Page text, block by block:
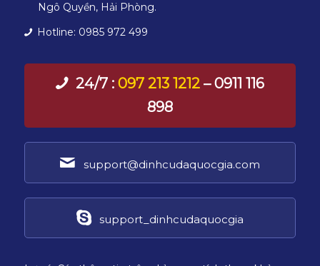
Ngô Quyền, Hải Phòng.
Hotline: 0985 972 499
24/7 : 097 213 1212– 0911 116
898
support@dinhcudaquocgia.com
support_dinhcudaquocgia